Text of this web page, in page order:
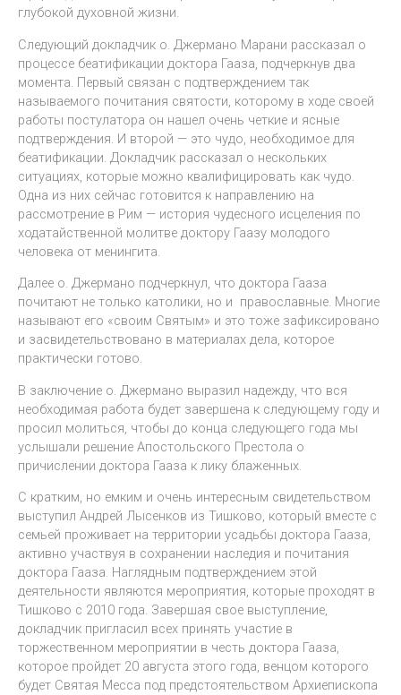
глубокой духовной жизни.
Следующий докладчик о. Джермано Марани рассказал о
процессе беатификации доктора Гааза, подчеркнув два
момента. Первый связан с подтверждением так
называемого почитания святости, которому в ходе своей
работы постулатора он нашел очень четкие и ясные
подтверждения. И второй — это чудо, необходимое для
беатификации. Докладчик рассказал о нескольких
ситуациях, которые можно квалифицировать как чудо.
Одна из них сейчас готовится к направлению на
рассмотрение в Рим — история чудесного исцеления по
ходатайственной молитве доктору Гаазу молодого
человека от менингита.
Далее о. Джермано подчеркнул, что доктора Гааза
почитают не только католики, но и православные. Многие
называют его «своим Святым» и это тоже зафиксировано
и засвидетельствовано в материалах дела, которое
практически готово.
В заключение о. Джермано выразил надежду, что вся
необходимая работа будет завершена к следующему году и
просил молиться, чтобы до конца следующего года мы
услышали решение Апостольского Престола о
причислении доктора Гааза к лику блаженных.
С кратким, но емким и очень интересным свидетельством
выступил Андрей Лысенков из Тишково, который вместе с
семьей проживает на территории усадьбы доктора Гааза,
активно участвуя в сохранении наследия и почитания
доктора Гааза. Наглядным подтверждением этой
деятельности являются мероприятия, которые проходят в
Тишково с 2010 года. Завершая свое выступление,
докладчик пригласил всех принять участие в
торжественном мероприятии в честь доктора Гааза,
которое пройдет 20 августа этого года, венцом которого
будет Святая Месса под предстоятельством Архиепископа